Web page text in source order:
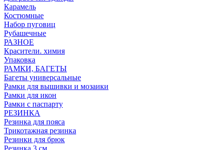
Карамель
Костюмные
Набор пуговиц
Рубашечные
РАЗНОЕ
Красители. химия
Упаковка
РАМКИ, БАГЕТЫ
Багеты универсальные
Рамки для вышивки и мозаики
Рамки для икон
Рамки с паспарту
РЕЗИНКА
Резинка для пояса
Трикотажная резинка
Резинки для брюк
Резинка 3 см